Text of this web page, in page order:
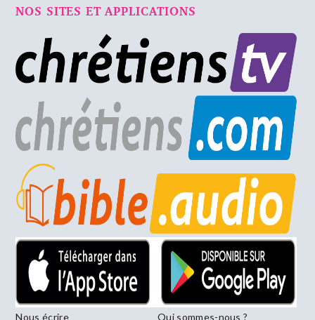
NOS SITES ET APPLICATIONS
Nous écrire Qui sommes-nous ?